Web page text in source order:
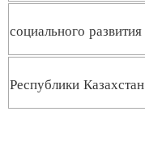
социального развития
Республики Казахстан